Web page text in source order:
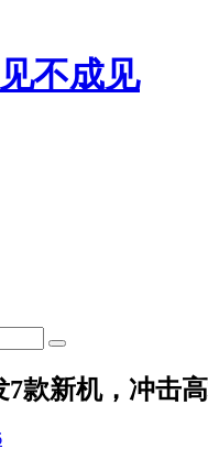
7款新机，冲击